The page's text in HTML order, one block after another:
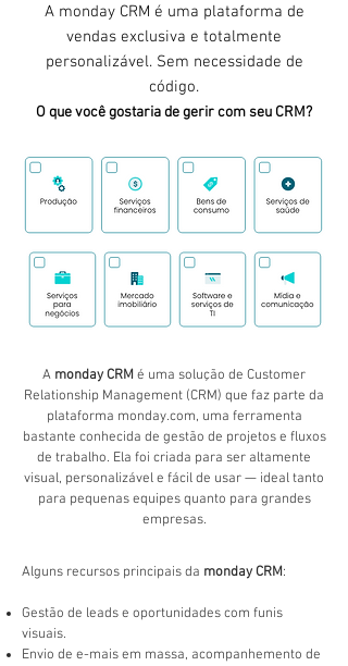
A monday CRM é uma plataforma de
vendas exclusiva e totalmente
personalizável. Sem necessidade de
código.
O que você gostaria de gerir com seu CRM?
A monday CRMé uma solução de Customer
Relationship Management (CRM) que faz parte da
plataforma monday.com, uma ferramenta
bastante conhecida de gestão de projetos e fluxos
de trabalho. Ela foi criada para ser altamente
visual, personalizável e fácil de usar — ideal tanto
para pequenas equipes quanto para grandes
empresas.​
Alguns recursos principais da monday CRM:
Gestão de leads e oportunidades com funis
visuais.
Envio de e-mais em massa, acompanhemento de